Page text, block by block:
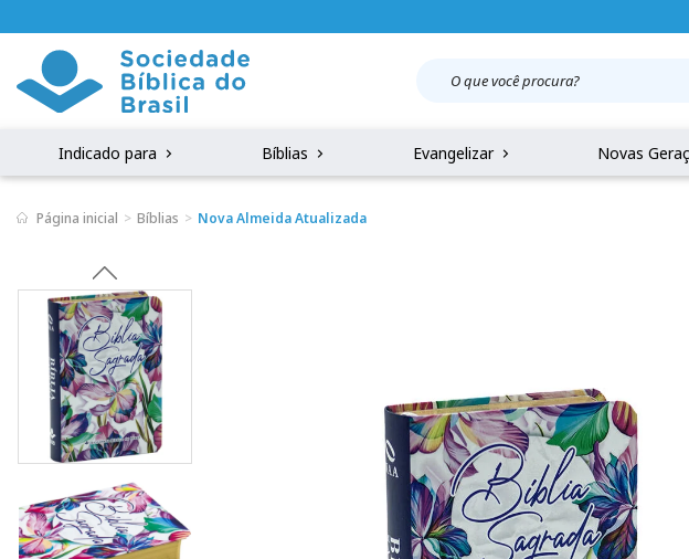
Indicado para Bíblias Evangelizar Novas
Página inicial Bíblias Nova Almeida Atualizada